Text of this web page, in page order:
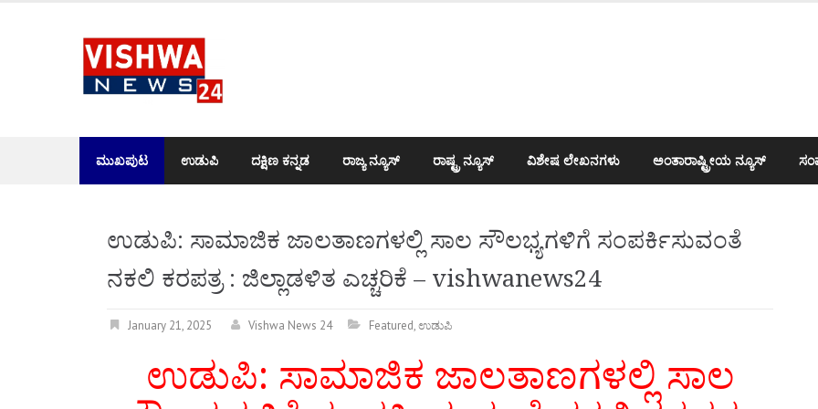
ಮುಖಪುಟ ಉಡುಪಿ ದಕ್ಷಿಣ ಕನ್ನಡ ರಾಜ್ಯ ನ್ಯೂಸ್ ರಾಷ್ಟ್ರ ನ್ಯೂಸ್ ವಿಶೇಷ ಲೇಖನಗಳು ಅಂತಾರಾಷ್ಟ್ರೀಯ ನ್ಯೂಸ್
ಉಡುಪಿ: ಸಾಮಾಜಿಕ ಜಾಲತಾಣಗಳಲ್ಲಿ ಸಾಲ ಸೌಲಭ್ಯಗಳಿಗೆ ಸಂಪರ್ಕಿಸುವಂತೆ
ನಕಲಿ ಕರಪತ್ರ : ಜಿಲ್ಲಾಡಳಿತ ಎಚ್ಚರಿಕೆ – vishwanews24
January 21, 2025 Vishwa News 24 Featured,ಉಡುಪಿ
ಉಡುಪಿ: ಸಾಮಾಜಿಕ ಜಾಲತಾಣಗಳಲ್ಲಿ ಸಾಲ